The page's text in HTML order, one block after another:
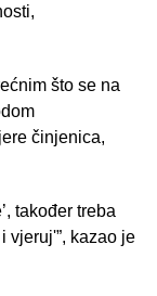
što se na
činjenica,
također treba
vjeruj'”, kazao je